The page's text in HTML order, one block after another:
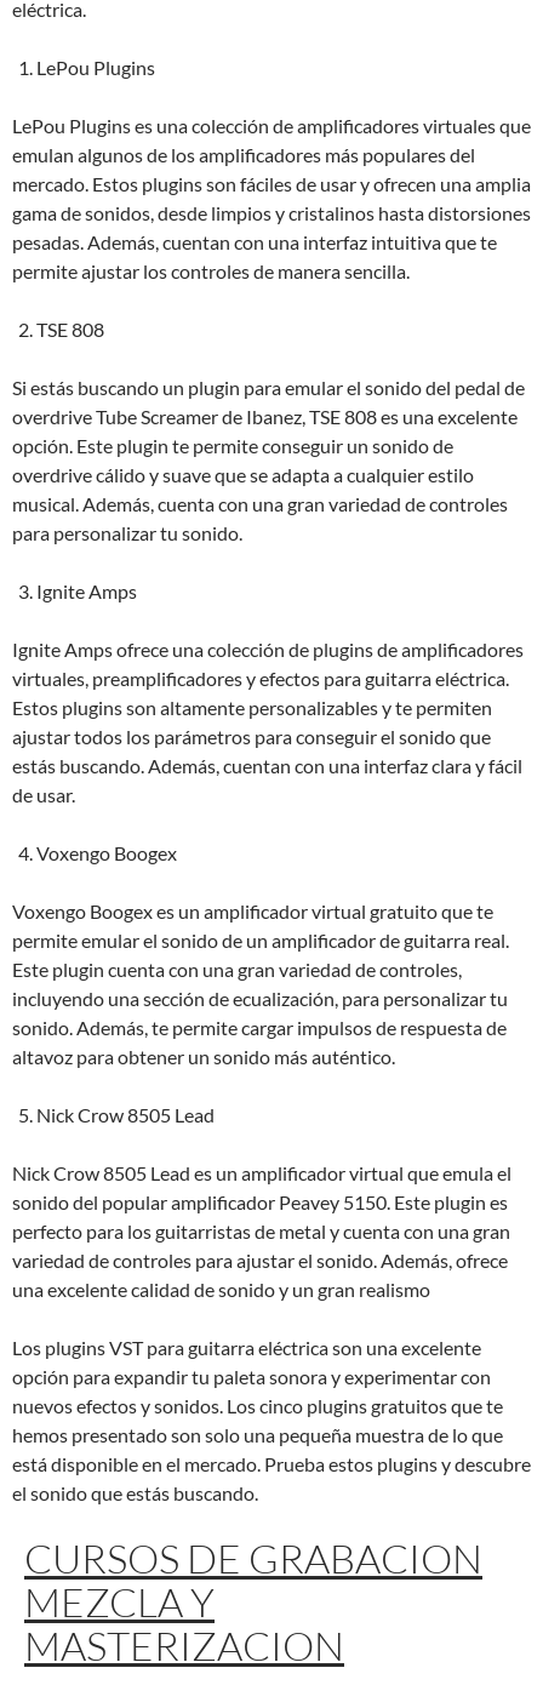
eléctrica.
LePou Plugins
LePou Plugins es una colección de amplificadores virtuales que
emulan algunos de los amplificadores más populares del
mercado. Estos plugins son fáciles de usar y ofrecen una amplia
gama de sonidos, desde limpios y cristalinos hasta distorsiones
pesadas. Además, cuentan con una interfaz intuitiva que te
permite ajustar los controles de manera sencilla.
TSE 808
Si estás buscando un plugin para emular el sonido del pedal de
overdrive Tube Screamer de Ibanez, TSE 808 es una excelente
opción. Este plugin te permite conseguir un sonido de
overdrive cálido y suave que se adapta a cualquier estilo
musical. Además, cuenta con una gran variedad de controles
para personalizar tu sonido.
Ignite Amps
Ignite Amps ofrece una colección de plugins de amplificadores
virtuales, preamplificadores y efectos para guitarra eléctrica.
Estos plugins son altamente personalizables y te permiten
ajustar todos los parámetros para conseguir el sonido que
estás buscando. Además, cuentan con una interfaz clara y fácil
de usar.
Voxengo Boogex
Voxengo Boogex es un amplificador virtual gratuito que te
permite emular el sonido de un amplificador de guitarra real.
Este plugin cuenta con una gran variedad de controles,
incluyendo una sección de ecualización, para personalizar tu
sonido. Además, te permite cargar impulsos de respuesta de
altavoz para obtener un sonido más auténtico.
Nick Crow 8505 Lead
Nick Crow 8505 Lead es un amplificador virtual que emula el
sonido del popular amplificador Peavey 5150. Este plugin es
perfecto para los guitarristas de metal y cuenta con una gran
variedad de controles para ajustar el sonido. Además, ofrece
una excelente calidad de sonido y un gran realismo
Los plugins VST para guitarra eléctrica son una excelente
opción para expandir tu paleta sonora y experimentar con
nuevos efectos y sonidos. Los cinco plugins gratuitos que te
hemos presentado son solo una pequeña muestra de lo que
está disponible en el mercado. Prueba estos plugins y descubre
el sonido que estás buscando.
CURSOS DE GRABACION
MEZCLA Y
MASTERIZACION